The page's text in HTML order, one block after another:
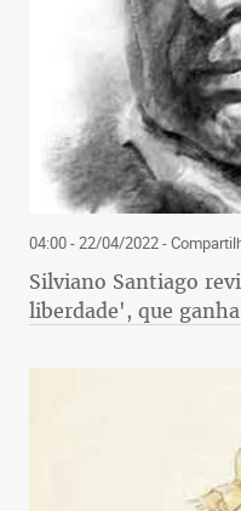
04:00 - 22/04/2022-
Silviano Santiago
liberdade', que